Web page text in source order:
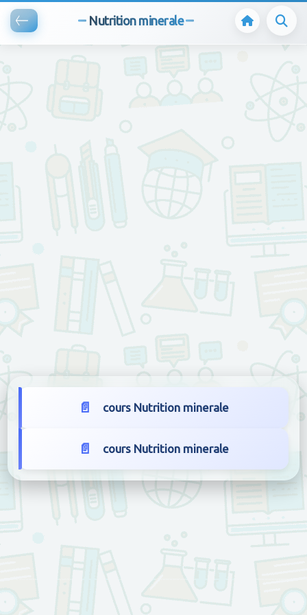
Nutrition minerale
cours Nutrition minerale
cours Nutrition minerale